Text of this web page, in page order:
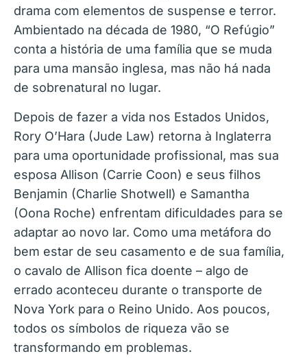
drama com elementos de suspense e terror.
Ambientado na década de 1980, “O Refúgio”
conta a história de uma família que se muda
para uma mansão inglesa, mas não há nada
de sobrenatural no lugar.
Depois de fazer a vida nos Estados Unidos,
Rory O’Hara (Jude Law) retorna à Inglaterra
para uma oportunidade profissional, mas sua
esposa Allison (Carrie Coon) e seus filhos
Benjamin (Charlie Shotwell) e Samantha
(Oona Roche) enfrentam dificuldades para se
adaptar ao novo lar. Como uma metáfora do
bem estar de seu casamento e de sua família,
o cavalo de Allison fica doente – algo de
errado aconteceu durante o transporte de
Nova York para o Reino Unido. Aos poucos,
todos os símbolos de riqueza vão se
transformando em problemas.